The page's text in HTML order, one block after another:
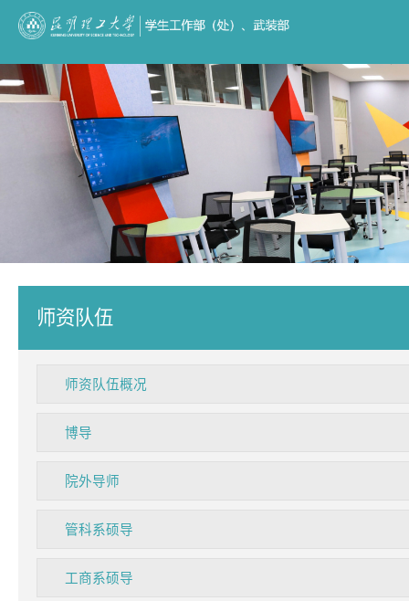
师资队伍
师资队伍概况
博导
院外导师
管科系硕导
工商系硕导